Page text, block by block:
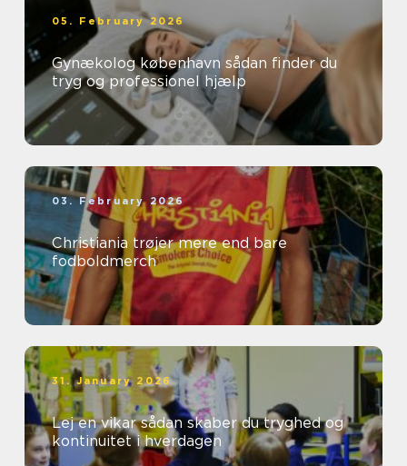
05. February 2026
Gynækolog københavn sådan finder du
tryg og professionel hjælp
03. February 2026
Christiania trøjer mere end bare
fodboldmerch
31. January 2026
Lej en vikar sådan skaber du tryghed og
kontinuitet i hverdagen